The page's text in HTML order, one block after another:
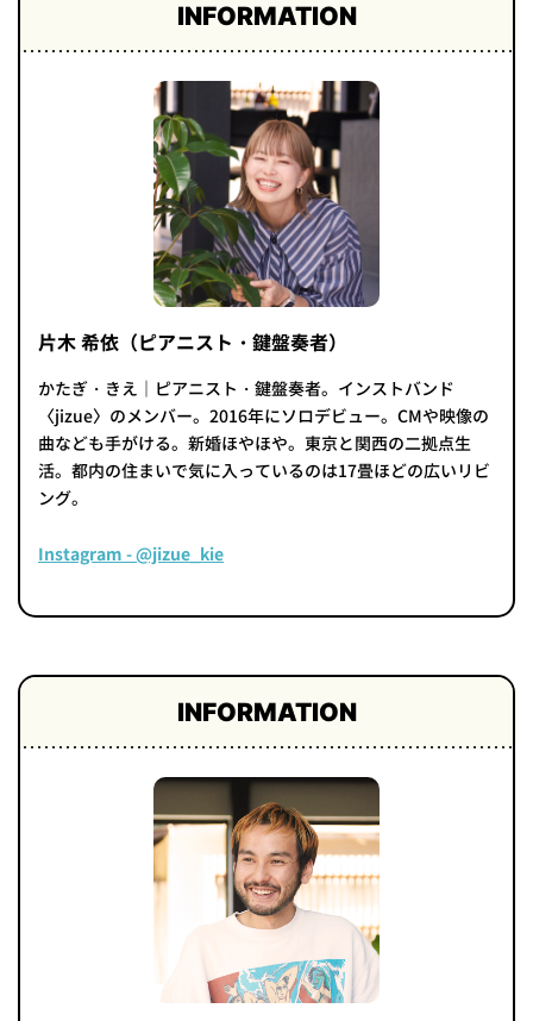
INFORMATION
片木 希依（ピアニスト・鍵盤奏者）
かたぎ・きえ｜ピアニスト・鍵盤奏者。インストバンド
〈jizue〉のメンバー。2016年にソロデビュー。CMや映像の
曲なども手がける。新婚ほやほや。東京と関西の二拠点生
活。都内の住まいで気に入っているのは17畳ほどの広いリビ
ング。
Instagram - @jizue_kie
INFORMATION